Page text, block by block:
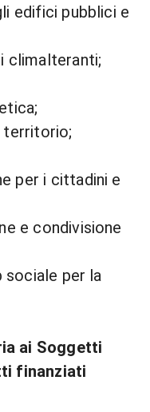
edifici pubblici e
climalteranti;
territorio;
per i cittadini e
e condivisione
sociale per la
ai Soggetti
finanziati